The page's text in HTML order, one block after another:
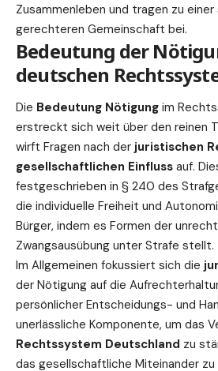
Zusammenleben und tragen zu
gerechteren Gemeinschaft bei.
Bedeutung der
deutschen
Die Bedeutung Nötigung im
erstreckt sich weit über den reinen
wirft Fragen nach der juristischen
gesellschaftlichen Einfluss auf.
festgeschrieben in § 240 des
die individuelle Freiheit und
Bürger, indem es Formen der
Zwangsausübung unter Strafe stellt.
Im Allgemeinen fokussiert sich die
der Nötigung auf die
persönlicher Entscheidungs- und
unerlässliche Komponente, um das
Rechtssystem Deutschland zu
das gesellschaftliche Miteinander zu